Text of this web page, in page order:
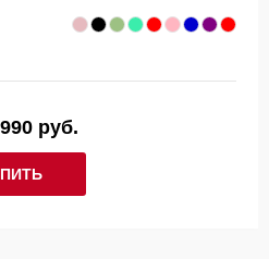
руб.